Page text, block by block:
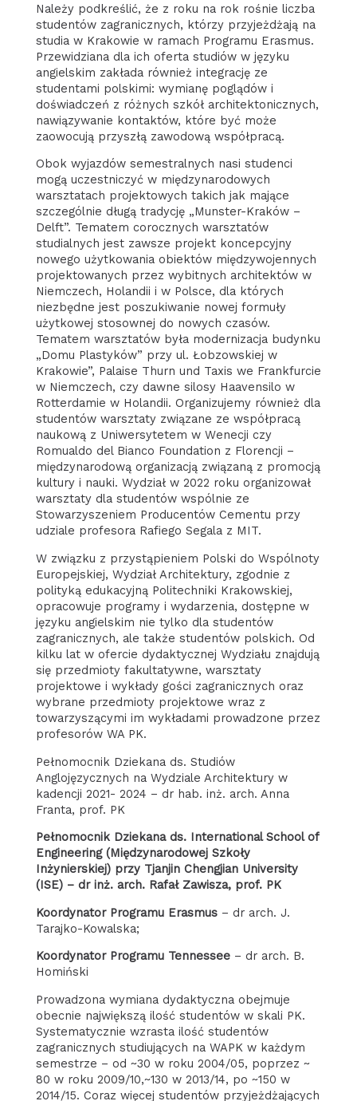
Należy podkreślić, że z roku na rok rośnie liczba
studentów zagranicznych, którzy przyjeżdżają na
studia w Krakowie w ramach Programu Erasmus.
Przewidziana dla ich oferta studiów w języku
angielskim zakłada również integrację ze
studentami polskimi: wymianę poglądów i
doświadczeń z różnych szkół architektonicznych,
nawiązywanie kontaktów, które być może
zaowocują przyszłą zawodową współpracą.
Obok wyjazdów semestralnych nasi studenci
mogą uczestniczyć w międzynarodowych
warsztatach projektowych takich jak mające
szczególnie długą tradycję „Munster-Kraków –
Delft”. Tematem corocznych warsztatów
studialnych jest zawsze projekt koncepcyjny
nowego użytkowania obiektów międzywojennych
projektowanych przez wybitnych architektów w
Niemczech, Holandii i w Polsce, dla których
niezbędne jest poszukiwanie nowej formuły
użytkowej stosownej do nowych czasów.
Tematem warsztatów była modernizacja budynku
„Domu Plastyków” przy ul. Łobzowskiej w
Krakowie”, Palaise Thurn und Taxis we Frankfurcie
w Niemczech, czy dawne silosy Haavensilo w
Rotterdamie w Holandii. Organizujemy również dla
studentów warsztaty związane ze współpracą
naukową z Uniwersytetem w Wenecji czy
Romualdo del Bianco Foundation z Florencji –
międzynarodową organizacją związaną z promocją
kultury i nauki. Wydział w 2022 roku organizował
warsztaty dla studentów wspólnie ze
Stowarzyszeniem Producentów Cementu przy
udziale profesora Rafiego Segala z MIT.
W związku z przystąpieniem Polski do Wspólnoty
Europejskiej, Wydział Architektury, zgodnie z
polityką edukacyjną Politechniki Krakowskiej,
opracowuje programy i wydarzenia, dostępne w
języku angielskim nie tylko dla studentów
zagranicznych, ale także studentów polskich. Od
kilku lat w ofercie dydaktycznej Wydziału znajdują
się przedmioty fakultatywne, warsztaty
projektowe i wykłady gości zagranicznych oraz
wybrane przedmioty projektowe wraz z
towarzyszącymi im wykładami prowadzone przez
profesorów WA PK.
Pełnomocnik Dziekana ds. Studiów
Anglojęzycznych na Wydziale Architektury w
kadencji 2021- 2024 – dr hab. inż. arch. Anna
Franta, prof. PK
Pełnomocnik Dziekana ds. International School of
Engineering (Międzynarodowej Szkoły
Inżynierskiej) przy Tjanjin Chengjian University
(ISE) – dr inż. arch. Rafał Zawisza, prof. PK
Koordynator Programu Erasmus– dr arch. J.
Tarajko-Kowalska;
Koordynator Programu Tennessee– dr arch. B.
Homiński
Prowadzona wymiana dydaktyczna obejmuje
obecnie największą ilość studentów w skali PK.
Systematycznie wzrasta ilość studentów
zagranicznych studiujących na WAPK w każdym
semestrze – od ~30 w roku 2004/05, poprzez ~
80 w roku 2009/10,~130 w 2013/14, po ~150 w
2014/15. Coraz więcej studentów przyjeżdżających